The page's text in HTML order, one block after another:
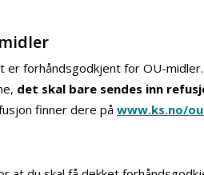
er forhåndsgodkjent for OU-
det skal bare sendes inn
finner dere på www.ks.no/